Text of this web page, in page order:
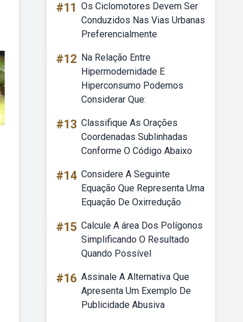
#11 Os Ciclomotores Devem Ser
Conduzidos Nas Vias Urbanas
Preferencialmente
#12 Na Relação Entre
Hipermodernidade E
Hiperconsumo Podemos
Considerar Que:
#13 Classifique As Orações
Coordenadas Sublinhadas
Conforme O Código Abaixo
#14 Considere A Seguinte
Equação Que Representa Uma
Equação De Oxirredução
#15 Calcule A área Dos Polígonos
Simplificando O Resultado
Quando Possível
#16 Assinale A Alternativa Que
Apresenta Um Exemplo De
Publicidade Abusiva